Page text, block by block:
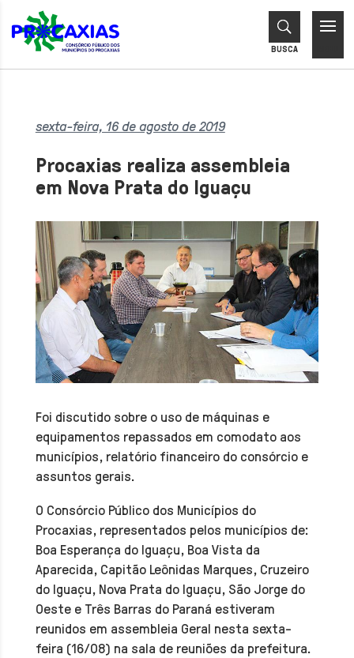
sexta-feira, 16 de agosto de 2019
Procaxias realiza assembleia
em Nova Prata do Iguaçu
Foi discutido sobre o uso de máquinas e
equipamentos repassados em comodato aos
municípios, relatório financeiro do consórcio e
assuntos gerais.
O Consórcio Público dos Municípios do
Procaxias, representados pelos municípios de:
Boa Esperança do Iguaçu, Boa Vista da
Aparecida, Capitão Leônidas Marques, Cruzeiro
do Iguaçu, Nova Prata do Iguaçu, São Jorge do
Oeste e Três Barras do Paraná estiveram
reunidos em assembleia Geral nesta sexta-
feira (16/08) na sala de reuniões da prefeitura.